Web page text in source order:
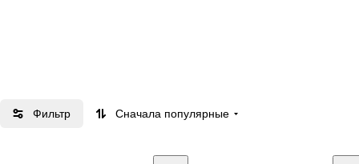
Фильтр Сначала популярные